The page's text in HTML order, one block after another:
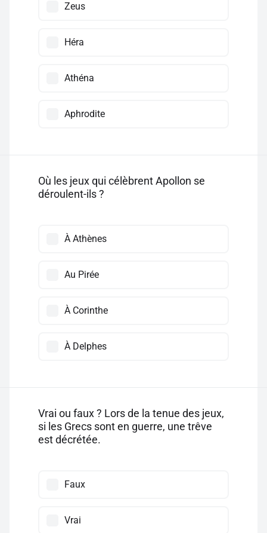
Zeus
Héra
Athéna
Aphrodite
Où les jeux qui célèbrent Apollon se
déroulent-ils ?
À Athènes
Au Pirée
À Corinthe
À Delphes
Vrai ou faux ? Lors de la tenue des jeux,
si les Grecs sont en guerre, une trêve
est décrétée.
Faux
Vrai